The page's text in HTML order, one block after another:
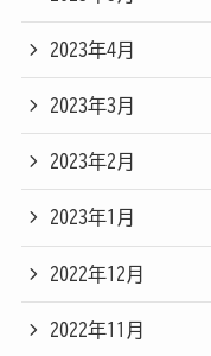
2023年4月
2023年3月
2023年2月
2023年1月
2022年12月
2022年11月